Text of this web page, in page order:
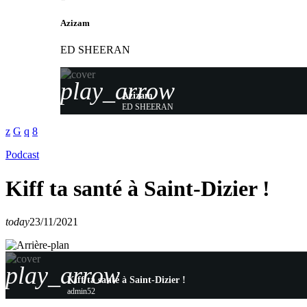
Azizam
ED SHEERAN
play_arrow
Azizam
ED SHEERAN
Podcast
Kiff ta santé à Saint-Dizier !
today23/11/2021
play_arrowKiff ta santé à Saint-Dizier !
admin52